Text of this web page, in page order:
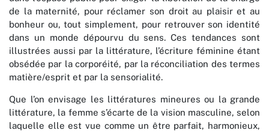
de la maternité, pour réclamer son droit au plaisir et au
bonheur ou, tout simplement, pour retrouver son identité
dans un monde dépourvu du sens. Ces tendances sont
illustrées aussi par la littérature, l’écriture féminine étant
obsédée par la corporéité, par la réconciliation des termes
matière/esprit et par la sensorialité.
Que l’on envisage les littératures mineures ou la grande
littérature, la femme s’écarte de la vision masculine, selon
laquelle elle est vue comme un être parfait, harmonieux,